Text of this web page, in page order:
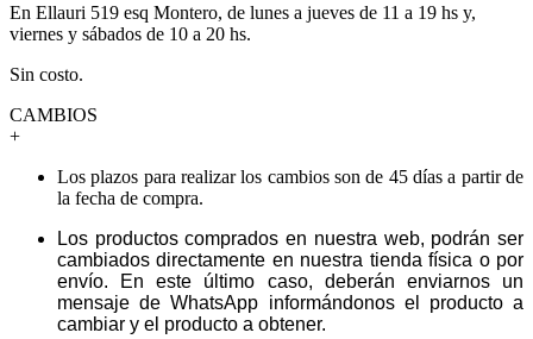
En Ellauri 519 esq Montero, de lunes a jueves de 11 a 19 hs y,
viernes y sábados de 10 a 20 hs.
Sin costo.
CAMBIOS
+
Los plazos para realizar los cambios son de 45 días a partir de
la fecha de compra.
Los productos comprados en nuestra web, podrán ser
cambiados directamente en nuestra tienda física o por
envío. En este último caso, deberán enviarnos un
mensaje de WhatsApp informándonos el producto a
cambiar y el producto a obtener.